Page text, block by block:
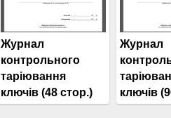
Журнал
контрольного
таріювання
ключів (48 стор.)
Журнал
ключів